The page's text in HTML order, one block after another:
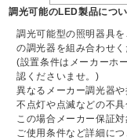
調光可能のLED製品につ
調光可能型の照明器具
の調光器を組み合わせく
(設置条件はメーカーホ
認くださいませ。)
異なるメーカー調光器
不点灯や点滅などの不
この場合メーカー保証
ご使用条件など詳細に